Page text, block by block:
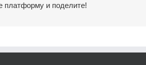
платформу и поделите!